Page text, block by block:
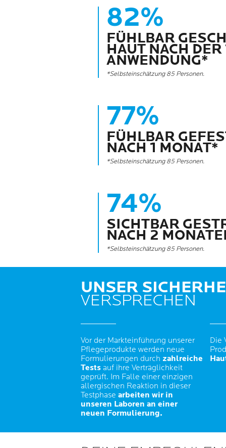
82%
FÜHLBAR
HAUT NACH DER
ANWENDUNG*
*Selbsteinschätzung 85 Personen.
77%
FÜHLBAR
NACH 1 MONAT*
*Selbsteinschätzung 85 Personen.
74%
SICHTBAR
NACH 2
*Selbsteinschätzung 85 Personen.
UNSER
VERSPRECHEN
Vor der Markteinführung unserer
Pflegeprodukte werden neue
Formulierungen durch zahlreiche
Tests auf ihre Verträglichkeit
geprüft. Im Falle einer einzigen
allergischen Reaktion in dieser
Testphase arbeiten wir in
unseren Laboren an einer
neuen Formulierung.
Die